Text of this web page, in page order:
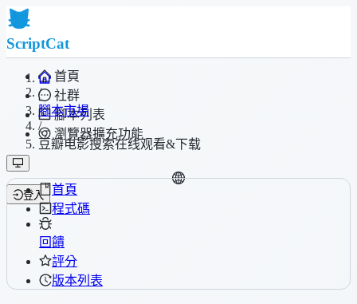
ScriptCat
首頁
社群
腳本列表
瀏覽器擴充功能
登入
/
腳本市場
/
豆瓣电影搜索在线观看&下载
首頁
程式碼
回饋
評分
版本列表